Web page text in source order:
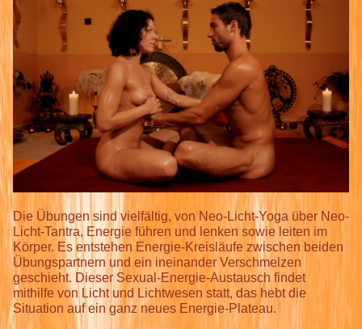
Die Übungen sind vielfältig, von Neo-Licht-Yoga über Neo-
Licht-Tantra, Energie führen und lenken sowie leiten im
Körper. Es entstehen Energie-Kreisläufe zwischen beiden
Übungspartnern und ein ineinander Verschmelzen
geschieht. Dieser Sexual-Energie-Austausch findet
mithilfe von Licht und Lichtwesen statt, das hebt die
Situation auf ein ganz neues Energie-Plateau.